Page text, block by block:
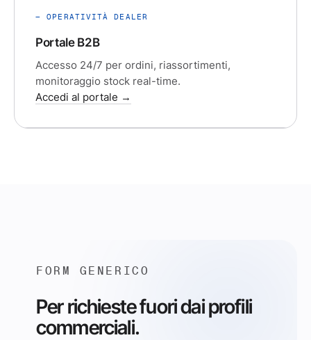
— OPERATIVITÀ DEALER
Portale B2B
Accesso 24/7 per ordini, riassortimenti,
monitoraggio stock real-time.
Accedi al portale →
FORM GENERICO
Per richieste fuori dai profili
commerciali.